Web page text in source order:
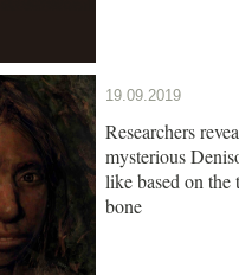
19.09.2019
Researchers
mysterious
like based on
bone